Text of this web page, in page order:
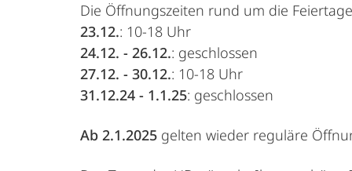
Die Öffnungszeiten rund um die
23.12.: 10-18 Uhr
24.12. - 26.12.: geschlossen
27.12. - 30.12.: 10-18 Uhr
31.12.24 - 1.1.25: geschlossen
Ab 2.1.2025 gelten wieder reguläre